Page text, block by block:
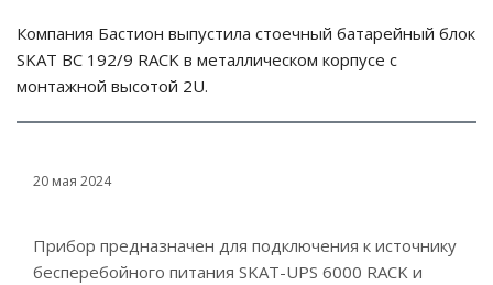
Компания Бастион выпустила стоечный батарейный блок
SKAT BC 192/9 RACK в металлическом корпусе с
монтажной высотой 2U.
20 мая 2024
Прибор предназначен для подключения к источнику
бесперебойного питания SKAT-UPS 6000 RACK и